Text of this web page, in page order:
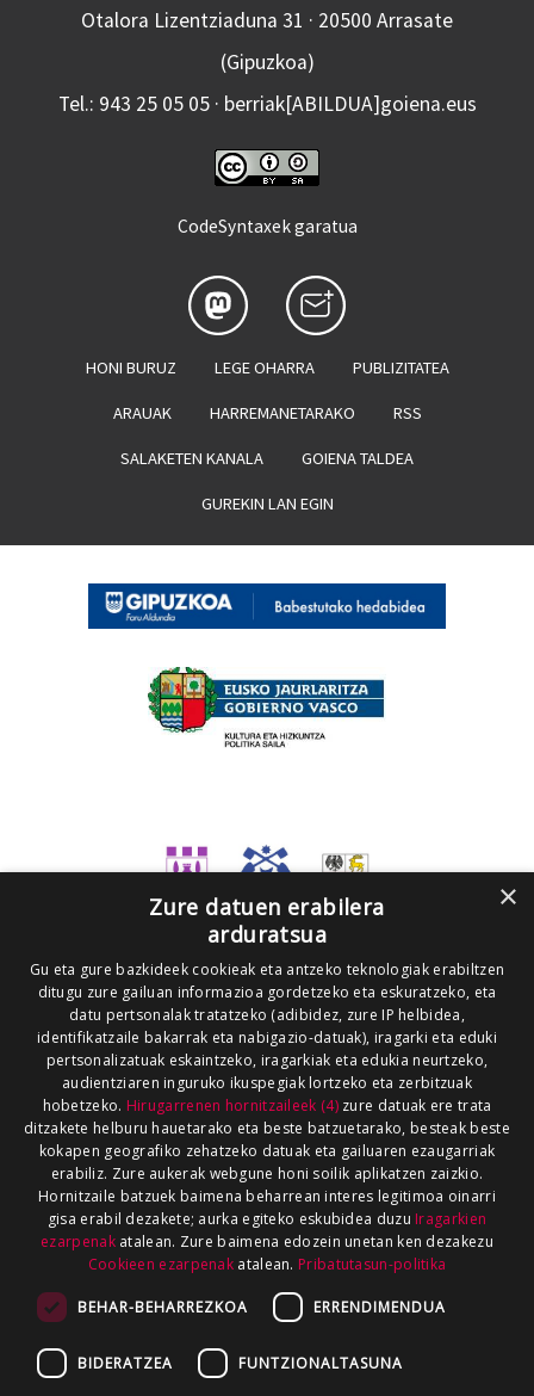
Otalora Lizentziaduna 31 · 20500 Arrasate
(Gipuzkoa)
Tel.: 943 25 05 05 · berriak[ABILDUA]goiena.eus
CodeSyntaxek garatua
HONI BURUZ LEGE OHARRA PUBLIZITATEA
ARAUAK HARREMANETARAKO RSS
SALAKETEN KANALA GOIENA TALDEA
GUREKIN LAN EGIN
×
Zure datuen erabilera
arduratsua
Gu eta gure bazkideek cookieak eta antzeko teknologiak erabiltzen
ditugu zure gailuan informazioa gordetzeko eta eskuratzeko, eta
datu pertsonalak tratatzeko (adibidez, zure IP helbidea,
identifikatzaile bakarrak eta nabigazio-datuak), iragarki eta eduki
pertsonalizatuak eskaintzeko, iragarkiak eta edukia neurtzeko,
audientziaren inguruko ikuspegiak lortzeko eta zerbitzuak
hobetzeko. Hirugarrenen hornitzaileek (4)zure datuak ere trata
ditzakete helburu hauetarako eta beste batzuetarako, besteak beste
kokapen geografiko zehatzeko datuak eta gailuaren ezaugarriak
erabiliz. Zure aukerak webgune honi soilik aplikatzen zaizkio.
Hornitzaile batzuek baimena beharrean interes legitimoa oinarri
gisa erabil dezakete; aurka egiteko eskubidea duzu Iragarkien
ezarpenakatalean. Zure baimena edozein unetan ken dezakezu
Cookieen ezarpenak atalean. Pribatutasun-politika
BEHAR-BEHARREZKOA ERRENDIMENDUA
BIDERATZEA FUNTZIONALTASUNA